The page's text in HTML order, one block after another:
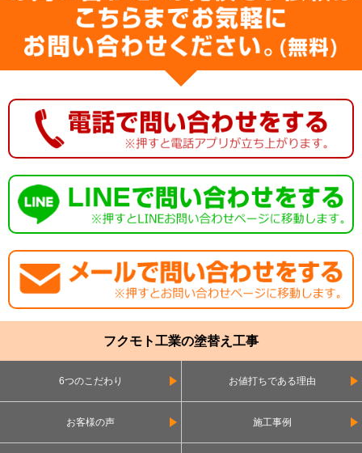
フクモト工業の塗替え工事
6つのこだわり お値打ちである理由
お客様の声 施工事例